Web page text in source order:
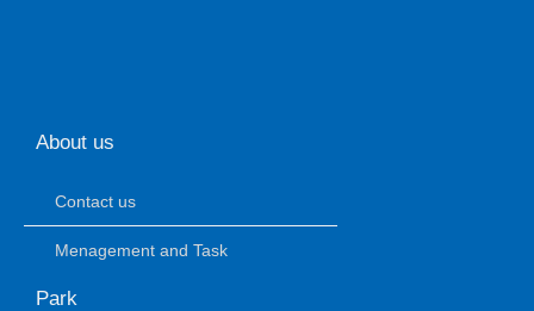
About us
Contact us
Menagement and Task
Park